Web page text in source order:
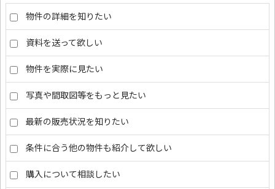
物件の詳細を知りたい
資料を送って欲しい
物件を実際に見たい
写真や間取図等をもっと見たい
最新の販売状況を知りたい
条件に合う他の物件も紹介して欲しい
購入について相談したい